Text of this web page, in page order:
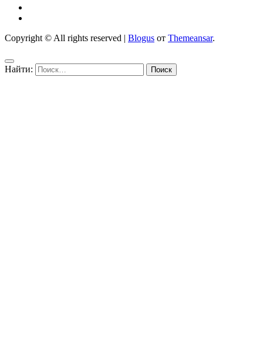
Copyright © All rights reserved | Blogus от Themeansar.
Найти: